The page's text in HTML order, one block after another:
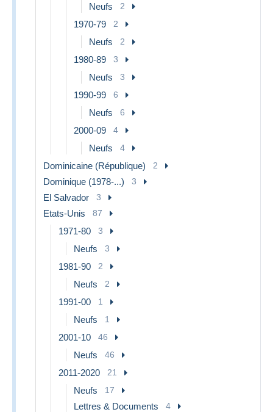
Neufs 2
1970-79 2
Neufs 2
1980-89 3
Neufs 3
1990-99 6
Neufs 6
2000-09 4
Neufs 4
Dominicaine (République) 2
Dominique (1978-...) 3
El Salvador 3
Etats-Unis 87
1971-80 3
Neufs 3
1981-90 2
Neufs 2
1991-00 1
Neufs 1
2001-10 46
Neufs 46
2011-2020 21
Neufs 17
Lettres & Documents 4